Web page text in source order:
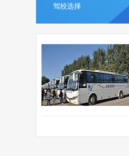
驾校选择